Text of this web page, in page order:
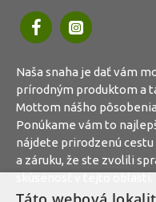
Naša snaha je dať vám
prírodným produktom a
Mottom nášho
Ponúkame vám to
nájdete prirodzenú
a záruku, že ste zvolili